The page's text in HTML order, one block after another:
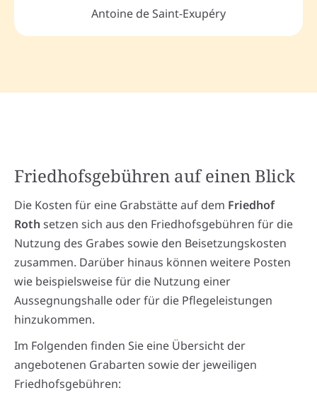
Antoine de Saint-Exupéry
Friedhofsgebühren auf einen Blick
Die Kosten für eine Grabstätte auf dem Friedhof
Roth setzen sich aus den Friedhofsgebühren für die
Nutzung des Grabes sowie den Beisetzungskosten
zusammen. Darüber hinaus können weitere Posten
wie beispielsweise für die Nutzung einer
Aussegnungshalle oder für die Pflegeleistungen
hinzukommen.
Im Folgenden finden Sie eine Übersicht der
angebotenen Grabarten sowie der jeweiligen
Friedhofsgebühren: